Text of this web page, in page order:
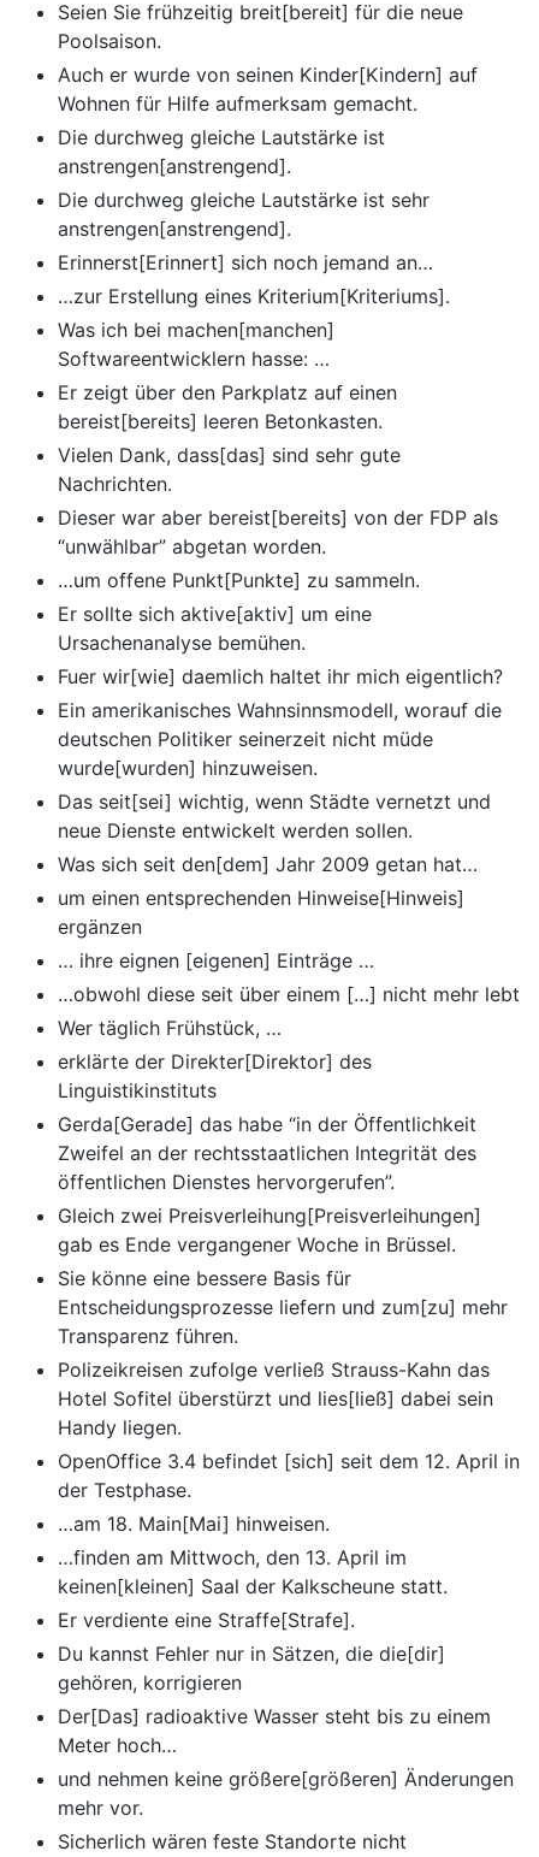
Seien Sie frühzeitig breit[bereit] für die neue
Poolsaison.
Auch er wurde von seinen Kinder[Kindern] auf
Wohnen für Hilfe aufmerksam gemacht.
Die durchweg gleiche Lautstärke ist
anstrengen[anstrengend].
Die durchweg gleiche Lautstärke ist sehr
anstrengen[anstrengend].
Erinnerst[Erinnert] sich noch jemand an…
…zur Erstellung eines Kriterium[Kriteriums].
Was ich bei machen[manchen]
Softwareentwicklern hasse: …
Er zeigt über den Parkplatz auf einen
bereist[bereits] leeren Betonkasten.
Vielen Dank, dass[das] sind sehr gute
Nachrichten.
Dieser war aber bereist[bereits] von der FDP als
“unwählbar” abgetan worden.
…um offene Punkt[Punkte] zu sammeln.
Er sollte sich aktive[aktiv] um eine
Ursachenanalyse bemühen.
Fuer wir[wie] daemlich haltet ihr mich eigentlich?
Ein amerikanisches Wahnsinnsmodell, worauf die
deutschen Politiker seinerzeit nicht müde
wurde[wurden] hinzuweisen.
Das seit[sei] wichtig, wenn Städte vernetzt und
neue Dienste entwickelt werden sollen.
Was sich seit den[dem] Jahr 2009 getan hat…
um einen entsprechenden Hinweise[Hinweis]
ergänzen
… ihre eignen [eigenen] Einträge …
…obwohl diese seit über einem […] nicht mehr lebt
Wer täglich Frühstück, …
erklärte der Direkter[Direktor] des
Linguistikinstituts
Gerda[Gerade] das habe “in der Öffentlichkeit
Zweifel an der rechtsstaatlichen Integrität des
öffentlichen Dienstes hervorgerufen”.
Gleich zwei Preisverleihung[Preisverleihungen]
gab es Ende vergangener Woche in Brüssel.
Sie könne eine bessere Basis für
Entscheidungsprozesse liefern und zum[zu] mehr
Transparenz führen.
Polizeikreisen zufolge verließ Strauss-Kahn das
Hotel Sofitel überstürzt und lies[ließ] dabei sein
Handy liegen.
OpenOffice 3.4 befindet [sich] seit dem 12. April in
der Testphase.
…am 18. Main[Mai] hinweisen.
…finden am Mittwoch, den 13. April im
keinen[kleinen] Saal der Kalkscheune statt.
Er verdiente eine Straffe[Strafe].
Du kannst Fehler nur in Sätzen, die die[dir]
gehören, korrigieren
Der[Das] radioaktive Wasser steht bis zu einem
Meter hoch…
und nehmen keine größere[größeren] Änderungen
mehr vor.
Sicherlich wären feste Standorte nicht